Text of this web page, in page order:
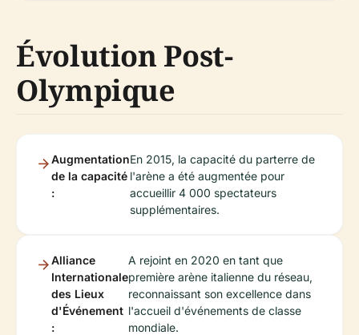
Évolution Post-
Olympique
Augmentation
de la capacité
:
En 2015, la capacité du parterre de
l'arène a été augmentée pour
accueillir 4 000 spectateurs
supplémentaires.
Alliance
Internationale
des Lieux
d'Événement
:
A rejoint en 2020 en tant que
première arène italienne du réseau,
reconnaissant son excellence dans
l'accueil d'événements de classe
mondiale.